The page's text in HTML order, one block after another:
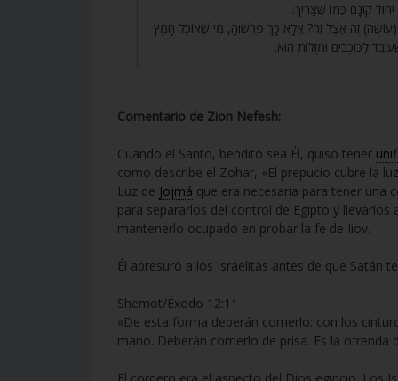
קוֹנָם כְּמוֹ שֶׁצָּרִיךְ.
זֶּה אֵצֶל זֶה? אֶלָּא כָּךְ פֵּרְשׁוּהָ, מִי שֶׁאוֹכֵל חָמֵץ
לְכוֹכָבִים וּמַזָּלוֹת הוּא.
Comentario de Zion Nefesh:
Cuando el Santo, bendito sea Él, quiso tener
como describe el Zohar, «El prepucio cubre la
Luz de Jojmá que era necesaria para tener una
para separarlos del control de Egipto y llevarlos
mantenerlo ocupado en probar la fe de Iiov.
Él apresuró a los Israelitas antes de que Satán
Shemot/Éxodo 12:11
«De esta forma deberán comerlo: con los
mano. Deberán comerlo de prisa. Es la ofrenda